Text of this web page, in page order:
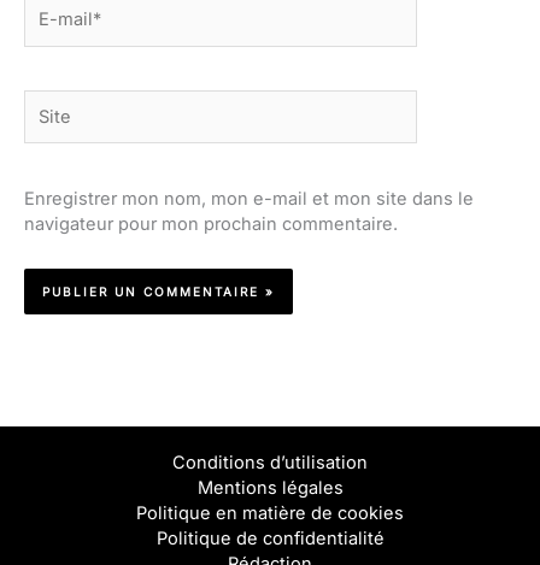
mail*
Enregistrer mon nom, mon e-mail et mon site dans le
navigateur pour mon prochain commentaire.
Conditions d’utilisation
Mentions légales
Politique en matière de cookies
Politique de confidentialité